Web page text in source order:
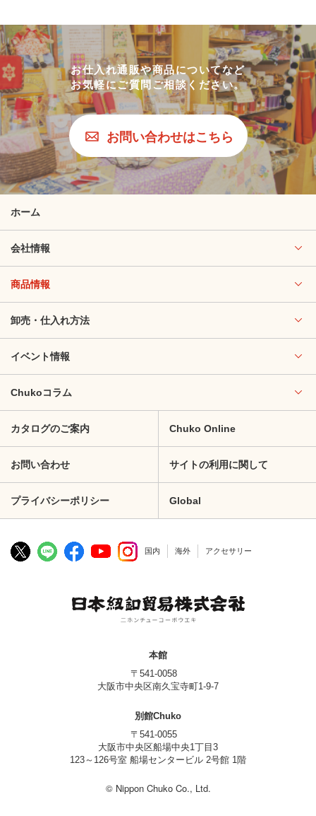
お仕入れ通販や商品についてなど
お気軽にご質問ご相談ください。
お問い合わせはこちら
ホーム
会社情報
商品情報
卸売・仕入れ方法
イベント情報
Chukoコラム
カタログのご案内 Chuko Online
お問い合わせ サイトの利用に関して
プライバシーポリシー Global
国内 海外 アクセサリー
本館
〒541-0058
大阪市中央区南久宝寺町1-9-7
別館Chuko
〒541-0055
大阪市中央区船場中央1丁目3
123～126号室 船場センタービル 2号館 1階
© Nippon Chuko Co., Ltd.